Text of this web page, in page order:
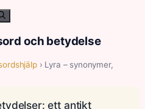
och betydelse
› Lyra – synonymer,
ett antikt